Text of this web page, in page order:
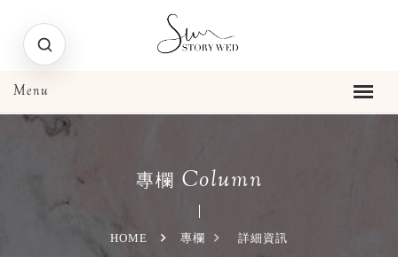
專欄 Column
HOME 專欄 詳細資訊